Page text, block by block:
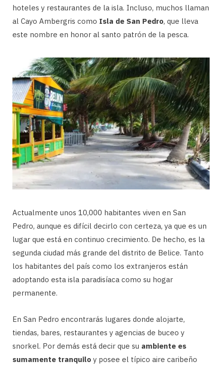
hoteles y restaurantes de la isla. Incluso, muchos llaman
al Cayo Ambergris como Isla de San Pedro, que lleva
este nombre en honor al santo patrón de la pesca.
Actualmente unos 10,000 habitantes viven en San
Pedro, aunque es difícil decirlo con certeza, ya que es un
lugar que está en continuo crecimiento. De hecho, es la
segunda ciudad más grande del distrito de Belice. Tanto
los habitantes del país como los extranjeros están
adoptando esta isla paradisíaca como su hogar
permanente.
En San Pedro encontrarás lugares donde alojarte,
tiendas, bares, restaurantes y agencias de buceo y
snorkel. Por demás está decir que su ambiente es
sumamente tranquilo y posee el típico aire caribeño